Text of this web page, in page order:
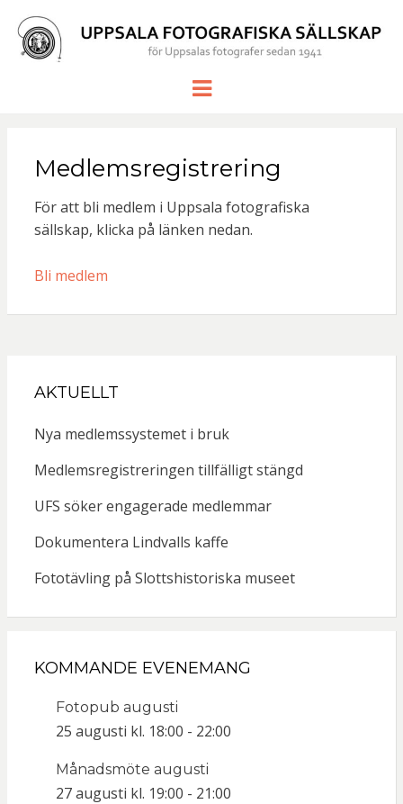
UPPSALA
SÄLLSKAP
Meny
Medlemsregistrering
För att bli medlem i Uppsala fotografiska
sällskap, klicka på länken nedan.
Bli medlem
AKTUELLT
Nya medlemssystemet i bruk
Medlemsregistreringen tillfälligt stängd
UFS söker engagerade medlemmar
Dokumentera Lindvalls kaffe
Fototävling på Slottshistoriska museet
KOMMANDE EVENEMANG
Fotopub augusti
25 augusti kl. 18:00 - 22:00
Månadsmöte augusti
27 augusti kl. 19:00 - 21:00